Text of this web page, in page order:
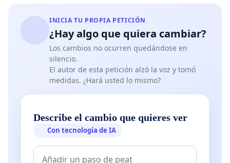
INICIA TU PROPIA PETICIÓN
¿Hay algo que quiera cambiar?
Los cambios no ocurren quedándose en
silencio.
El autor de esta petición alzó la voz y tomó
medidas. ¿Hará usted lo mismo?
Describe el cambio que quieres ver
Con tecnología de IA